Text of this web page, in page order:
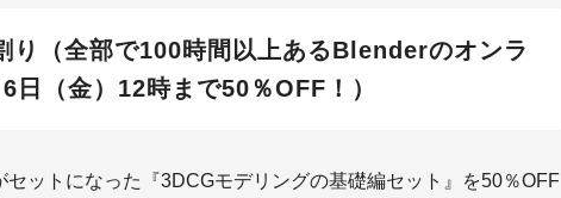
り（全部で100時間以上あるBlenderのオンラ
日（金）12時まで50％OFF！）
セットになった『3DCGモデリングの基礎編セット』を50％OFF